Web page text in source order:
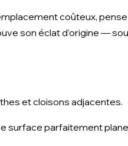
coûteux,
son éclat d'origine —
et cloisons adjacentes.
surface parfaitement